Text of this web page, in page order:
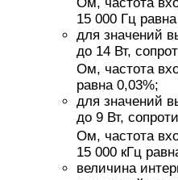
15 000 Гц
для значений
до 14 Вт,
Ом, частота
равна 0,03%;
для значений
до 9 Вт,
Ом, частота
15 000 кГц
величина